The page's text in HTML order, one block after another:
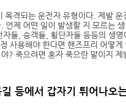
목격되는 운전자 유형이다. 제발
언제 어떤 일이 발생할 지 모르는
자들, 승객들, 횡단자들 등등의 생
사용해야 한다면 핸즈프리 어떻
? 죽으려면 혼자 죽으란 말이지 제
등에서 갑자기 튀어나오